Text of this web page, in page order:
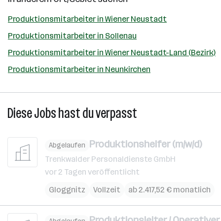
Produktionsmitarbeiter in Wiener Neustadt
Produktionsmitarbeiter in Sollenau
Produktionsmitarbeiter in Wiener Neustadt-Land (Bezirk)
Produktionsmitarbeiter in Neunkirchen
Diese Jobs hast du verpasst
Abgelaufen Produktionshelfer (m/w/d)
Trenkwalder Personaldienste GmbH
vor 2 Tagen veröffentlicht
Gloggnitz
Vollzeit ab 2.417,52 € monatlich